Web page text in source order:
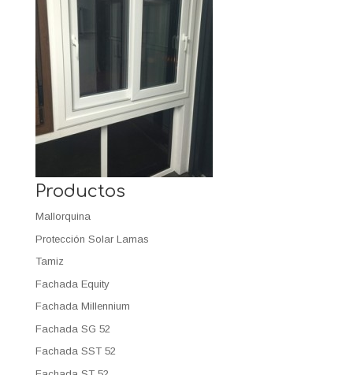
Productos
Mallorquina
Protección Solar Lamas
Tamiz
Fachada Equity
Fachada Millennium
Fachada SG 52
Fachada SST 52